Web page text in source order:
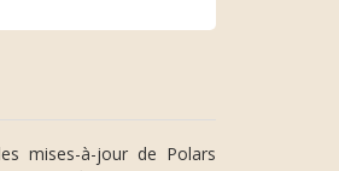
mises-à-jour de Polars